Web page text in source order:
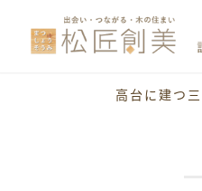
高台に建つ